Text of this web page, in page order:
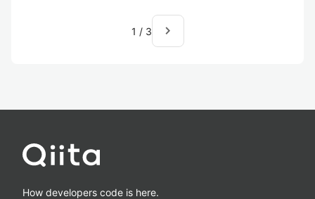
1 / 3 navigate_next
How developers code is here.